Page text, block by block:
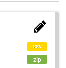
csv
zip